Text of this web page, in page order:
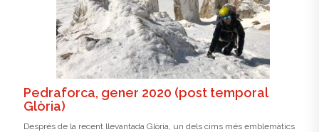
Pedraforca, gener 2020 (post temporal
Glòria)
Després de la recent llevantada Glòria, un dels cims més emblemàtics